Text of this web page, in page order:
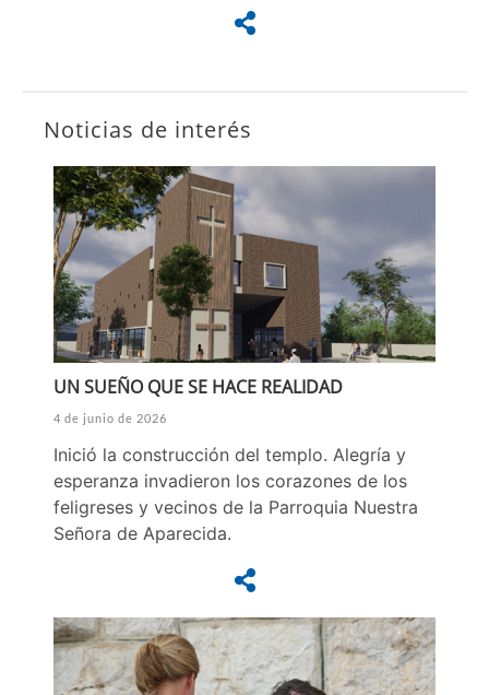
Noticias de interés
UN SUEÑO QUE SE HACE REALIDAD
4 de junio de 2026
Inició la construcción del templo. Alegría y
esperanza invadieron los corazones de los
feligreses y vecinos de la Parroquia Nuestra
Señora de Aparecida.